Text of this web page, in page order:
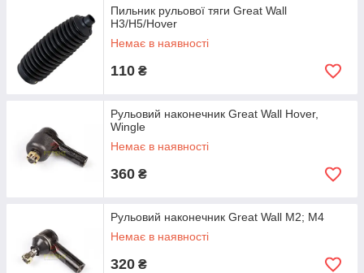
Пильник рульової тяги Great Wall
H3/H5/Hover
Немає в наявності
110 ₴
Рульовий наконечник Great Wall Hover,
Wingle
Немає в наявності
360 ₴
Рульовий наконечник Great Wall M2; M4
Немає в наявності
320 ₴